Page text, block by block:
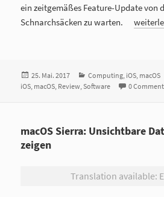
ein zeitgemäßes Feature-Update von
Schnarchsäcken zu warten.Things
Veröffentlicht
am
25. Mai. 2017 Kategorien
Computing iOS macOS
iOS macOS Review ,Software 0
macOS Sierra: Unsichtbare
zeigen
Translation available: